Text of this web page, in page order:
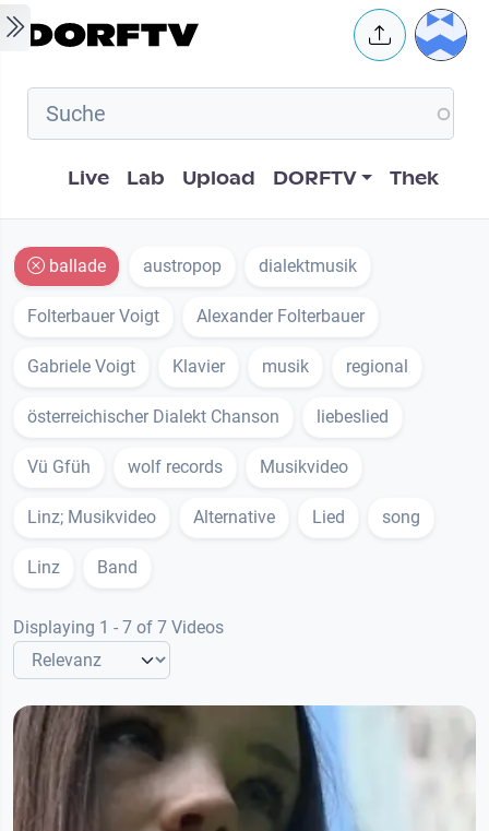
Skip to main content User
Hauptnavigation
Live Lab Upload DORFTV Thek
ballade austropop dialektmusik
Folterbauer Voigt Alexander Folterbauer
Gabriele Voigt Klavier musik regional
österreichischer Dialekt Chanson liebeslied
Vü Gfüh wolf records Musikvideo
Linz; Musikvideo Alternative Lied song
Linz Band
Displaying 1 - 7 of 7 Videos